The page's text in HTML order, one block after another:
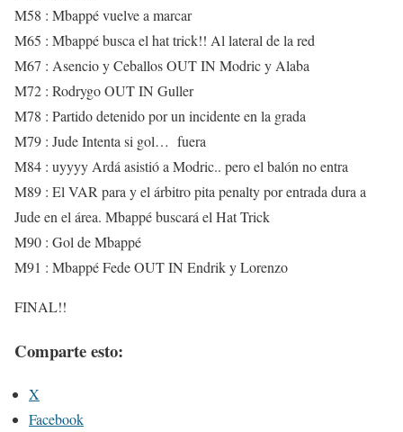
M58 : Mbappé vuelve a marcar
M65 : Mbappé busca el hat trick!! Al lateral de la red
M67 : Asencio y Ceballos OUT IN Modric y Alaba
M72 : Rodrygo OUT IN Guller
M78 : Partido detenido por un incidente en la grada
M79 : Jude Intenta si gol… fuera
M84 : uyyyy Ardá asistió a Modric.. pero el balón no entra
M89 : El VAR para y el árbitro pita penalty por entrada dura a
Jude en el área. Mbappé buscará el Hat Trick
M90 : Gol de Mbappé
M91 : Mbappé Fede OUT IN Endrik y Lorenzo
FINAL!!
Comparte esto:
X
Facebook